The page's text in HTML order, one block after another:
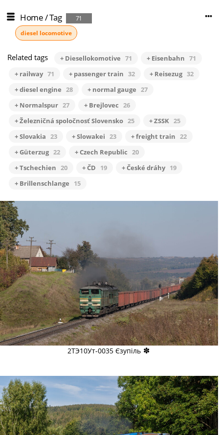
Home/Tag
71
diesel locomotive
Related tags + Diesellokomotive 71 + Eisenbahn 71
+ railway 71 + passenger train 32 + Reisezug 32
+ diesel engine 28 + normal gauge 27
+ Normalspur 27 + Brejlovec 26
+ Železničná spoločnosť Slovensko 25 + ZSSK 25
+ Slovakia 23 + Slowakei 23 + freight train 22
+ Güterzug 22 + Czech Republic 20
+ Tschechien 20 + ČD 19 + České dráhy 19
+ Brillenschlange
15
2ТЭ10Ут-0035 Єзупіль ✽